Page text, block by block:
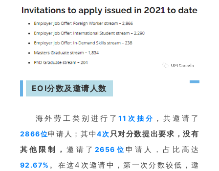
EOI分数及邀请人数
海外劳工类别 进行了11次抽分 ，共邀请了
2866位申请人；其中4次 只对分数提出要求，没有
其他限制，邀请了 2656位 申请人，占比高达
92.67% 。 在这4次邀请中，第一次分数较低，邀